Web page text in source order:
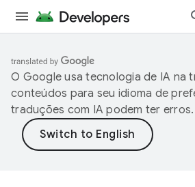
O Google usa tecnologia de IA na
conteúdos para seu idioma de
traduções com IA podem ter erros.